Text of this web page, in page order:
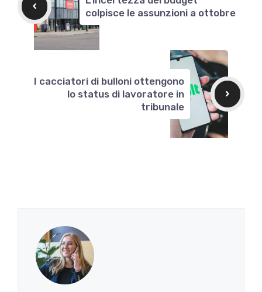
colpisce le assunzioni a ottobre
I cacciatori di bulloni ottengono
lo status di lavoratore in
tribunale